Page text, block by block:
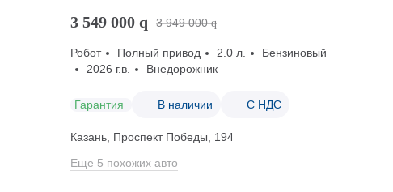
3 549 000 q 3 949 000 q
Робот Полный привод 2.0 л.
Бензиновый
2026 г.в.
Внедорожник
Гарантия В наличии С НДС
Казань, Проспект Победы, 194
Еще 5 похожих авто